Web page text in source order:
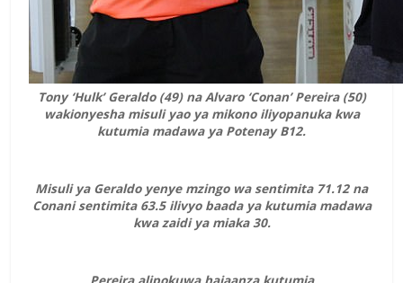
Tony ‘Hulk’ Geraldo (49) na Alvaro ‘Conan’ Pereira (50)
wakionyesha misuli yao ya mikono iliyopanuka kwa
kutumia madawa ya Potenay B12.
Misuli ya Geraldo yenye mzingo wa sentimita 71.12 na
Conani sentimita 63.5 ilivyo baada ya kutumia madawa
kwa zaidi ya miaka 30.